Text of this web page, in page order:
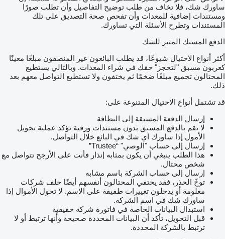
ساورك شك، فلا تخاف من طلب توضيح التفاصيل وأن تطلب صورًا
ومستندات إضافية للمعدات وأن تفحص صحة التصديق على تلك
المستندات وتطرح الأسئلة التي تساورك.
الدفع المسبك المثير للشك
أكثر أنواع الاحتيال شيوعًا، قد يطلب البائعون غير المنصفون مبلغًا معينًا
كعربون مسبق "لتحجز" حقك في شراء المعدات. وبالتالي يستطيع
المحتالون تجميع مبلغًا ضخمًا ثم يختفون ولا تستطيع التواصل معهم بعد
ذلك.
قد تشتمل أنواع الاحتيال المتنوعة على:
إرسال الدفعة المسبقة إلى البطاقة
لا تقم بالدفع المسبق بدون مستندات ورقية تؤكد عملية تحويل
الأمول إذا ساورك أي شك في البائع خلال التواصل.
إرسال إلى حساب "الوصي" “Trustee”
هذا الطلب ينبغي أن يكون بمثابه إنذار فأنت على الأرجح تتواصل مع
شخص محتال.
إرسال إلى حساب الشركة باسم مشابه
توخّ الحذر، فقد يختفي المحتالون أنفسهم أيضًا خلف شركات
معلومة أو يدخلون تغييرات طفيفة على الاسم. لا تحول الأموال إذا
ساورك شك في اسم الشركة.
استبدال البيانات الخاصة في فاتورة شركة حقيقية
قبل التحويل، تأكد أن البيانات المحددة صحيحة وأنها ترتبط أو لا
ترتبط بالشركة المحددة.